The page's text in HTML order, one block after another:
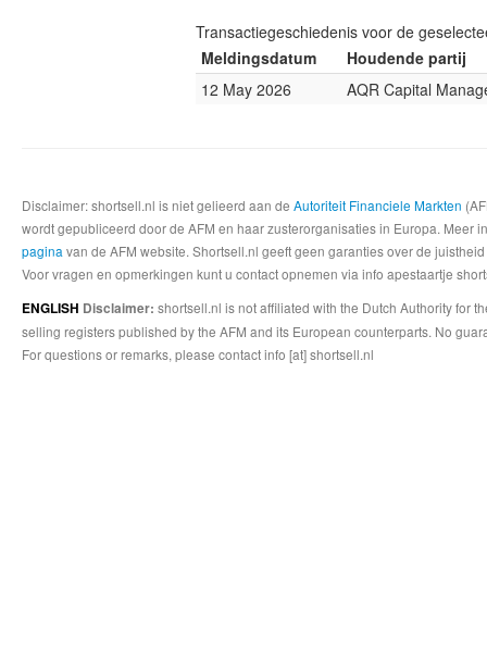
Transactiegeschiedenis voor de
Meldingsdatum
Houdende partij
12 May 2026
AQR Capital
Disclaimer: shortsell.nl is niet gelieerd aan de Autoriteit Financiele Markten
wordt gepubliceerd door de AFM en haar zusterorganisaties in Europa.
pagina van de AFM website. Shortsell.nl geeft geen garanties over de
Voor vragen en opmerkingen kunt u contact opnemen via info apestaartje
ENGLISH Disclaimer: shortsell.nl is not affiliated with the Dutch Authority for
selling registers published by the AFM and its European counterparts. No
For questions or remarks, please contact info [at] shortsell.nl